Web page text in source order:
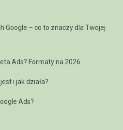
Google – co to znaczy dla Twojej
Ads? Formaty na 2026
i jak działa?
Ads?